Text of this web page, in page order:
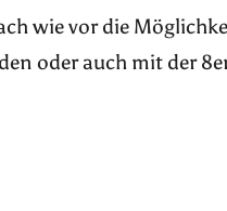
wie vor die
oder auch mit der